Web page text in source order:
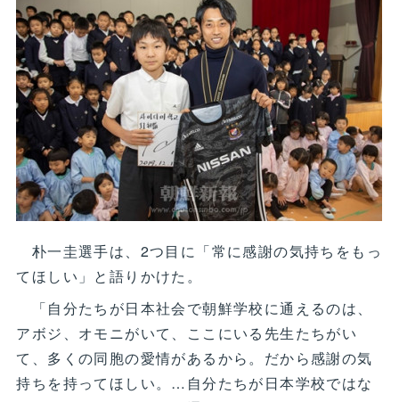
朴一圭選手は、2つ目に「常に感謝の気持ちをもっ
てほしい」と語りかけた。
「自分たちが日本社会で朝鮮学校に通えるのは、
アボジ、オモニがいて、ここにいる先生たちがい
て、多くの同胞の愛情があるから。だから感謝の気
持ちを持ってほしい。…自分たちが日本学校ではな